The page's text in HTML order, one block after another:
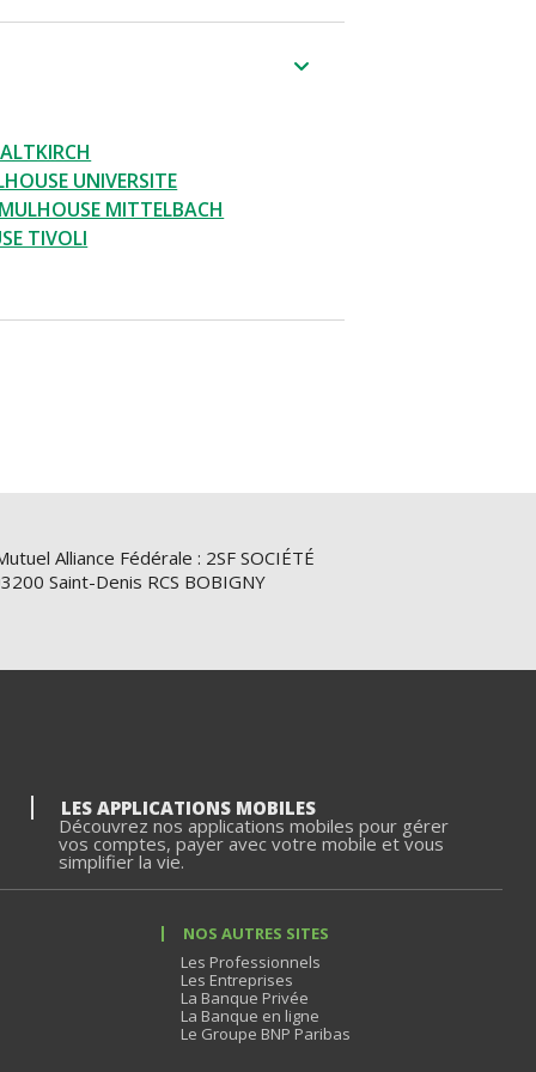
UNIVERSITE
MITTELBACH
TIVOLI
Alliance Fédérale : 2SF SOCIÉTÉ
Saint-Denis RCS BOBIGNY
LES APPLICATIONS MOBILES
Découvrez nos applications mobiles pour gérer
vos comptes, payer avec votre mobile et vous
simplifier la vie.
NOS AUTRES SITES
Les Professionnels
Les Entreprises
La Banque Privée
La Banque en ligne
Le Groupe BNP Paribas